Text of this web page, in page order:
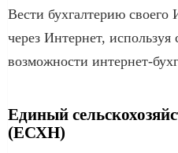
Вести бухгалтерию
через Интернет,
возможности интернет-
Единый
(ЕСХН)